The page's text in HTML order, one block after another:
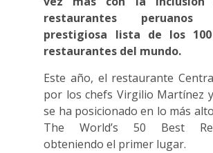
restaurantes
prestigiosa lista de los
restaurantes del mundo.
Este año, el restaurante
por los chefs Virgilio Martínez
se ha posicionado en lo más
The World’s 50 Best
obteniendo el primer lugar.